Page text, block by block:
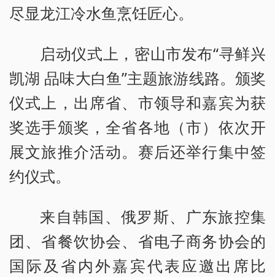
尽显龙江冷水鱼烹饪匠心。
启动仪式上，密山市发布“寻鲜兴
凯湖 品味大白鱼”主题旅游线路。颁奖
仪式上，出席省、市领导和嘉宾为获
奖选手颁奖，全省各地（市）依次开
展文旅推介活动。赛后还举行集中签
约仪式。
来自韩国、俄罗斯、广东旅控集
团、省餐饮协会、省电子商务协会的
国际及省内外嘉宾代表应邀出席比